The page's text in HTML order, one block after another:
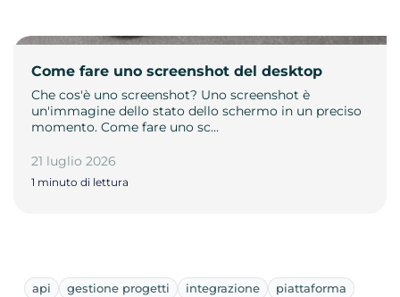
Come fare uno screenshot del desktop
Che cos'è uno screenshot? Uno screenshot è
un'immagine dello stato dello schermo in un preciso
momento. Come fare uno sc…
21 luglio 2026
1 minuto di lettura
api gestione progetti integrazione piattaforma